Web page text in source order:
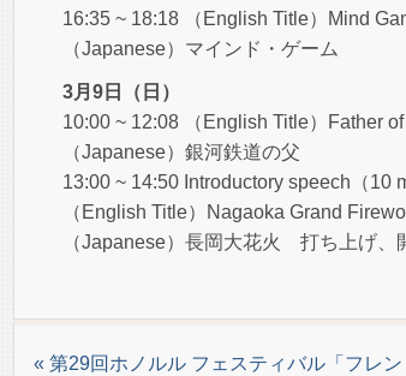
16:35 ~ 18:18 （English Title）Mind
（Japanese）マインド・ゲーム
3月9日（日）
10:00 ~ 12:08 （English Title）Father
（Japanese）銀河鉄道の父
13:00 ~ 14:50 Introductory speech（10
（English Title）Nagaoka Grand
（Japanese）長岡大花火 打ち上げ、
« 第29回ホノルル フェスティバル「フレン